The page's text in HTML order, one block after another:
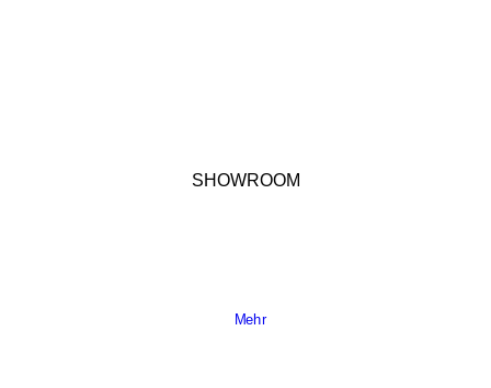
SHOWROOM
Mehr